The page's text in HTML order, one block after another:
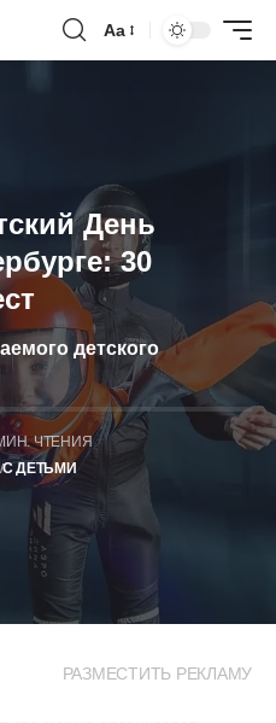
Аа
День
30
детского
ЧТЕНИЯ
С ДЕТЬМИ
РАЗМЕСТИТЬ РЕКЛАМУ